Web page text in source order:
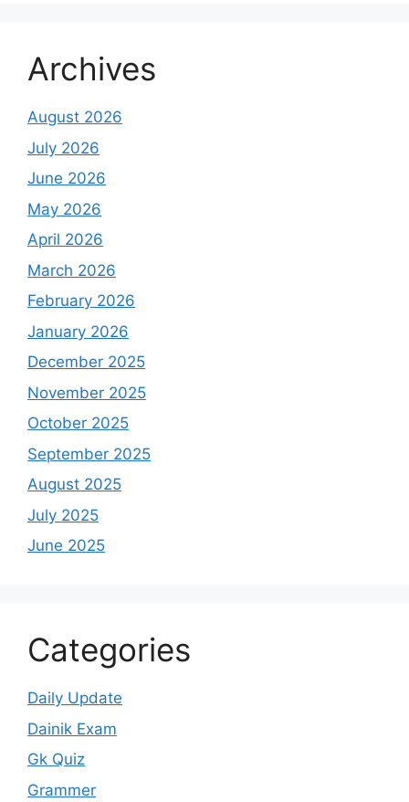
Archives
August 2026
July 2026
June 2026
May 2026
April 2026
March 2026
February 2026
January 2026
December 2025
November 2025
October 2025
September 2025
August 2025
July 2025
June 2025
Categories
Daily Update
Dainik Exam
Gk Quiz
Grammer